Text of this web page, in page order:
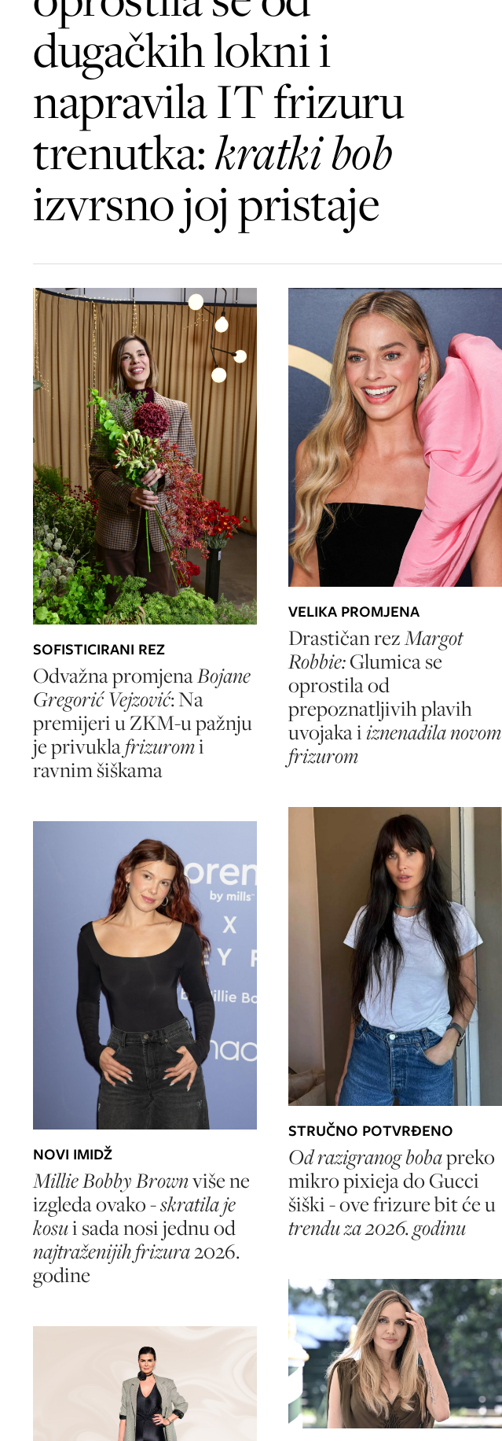
dugačkih lokni i
napravila IT frizuru
trenutka:kratki bob
izvrsno joj pristaje
SOFISTICIRANI REZ
Odvažna promjenaBojane
Gregorić Vejzović: Na
premijeri u ZKM-u pažnju
je privuklafrizuromi
ravnim šiškama
NOVI IMIDŽ
Millie Bobby Brownviše ne
izgleda ovako -skratila je
kosui sada nosi jednu od
najtraženijih frizura2026.
godine
VELIKA PROMJENA
Drastičan rezMargot
Robbie:Glumica se
oprostila od
prepoznatljivih plavih
uvojaka iiznenadila novom
frizurom
STRUČNO POTVRĐENO
Od razigranog bobapreko
mikro pixieja do Gucci
šiški - ove frizure bit će u
trendu za 2026. godinu